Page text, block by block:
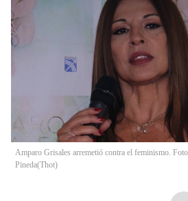
Amparo Grisales arremetió contra el feminismo.
Pineda(Thot)